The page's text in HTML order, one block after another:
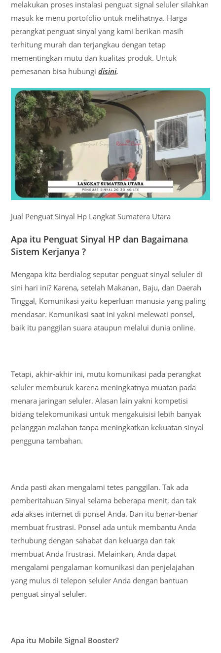
melakukan proses instalasi penguat signal seluler silahkan
masuk ke menu portofolio untuk melihatnya. Harga
perangkat penguat sinyal yang kami berikan masih
terhitung murah dan terjangkau dengan tetap
mementingkan mutu dan kualitas produk. Untuk
pemesanan bisa hubungidisini.
Jual Penguat Sinyal Hp Langkat Sumatera Utara
Apa itu Penguat Sinyal HP dan Bagaimana
Sistem Kerjanya ?
Mengapa kita berdialog seputar penguat sinyal seluler di
sini hari ini? Karena, setelah Makanan, Baju, dan Daerah
Tinggal, Komunikasi yaitu keperluan manusia yang paling
mendasar. Komunikasi saat ini yakni melewati ponsel,
baik itu panggilan suara ataupun melalui dunia online.
Tetapi, akhir-akhir ini, mutu komunikasi pada perangkat
seluler memburuk karena meningkatnya muatan pada
menara jaringan seluler. Alasan lain yakni kompetisi
bidang telekomunikasi untuk mengakuisisi lebih banyak
pelanggan malahan tanpa meningkatkan kekuatan sinyal
pengguna tambahan.
Anda pasti akan mengalami tetes panggilan. Tak ada
pemberitahuan Sinyal selama beberapa menit, dan tak
ada akses internet di ponsel Anda. Dan itu benar-benar
membuat frustrasi. Ponsel ada untuk membantu Anda
terhubung dengan sahabat dan keluarga dan tak
membuat Anda frustrasi. Melainkan, Anda dapat
mengalami pengalaman komunikasi dan penjelajahan
yang mulus di telepon seluler Anda dengan bantuan
penguat sinyal seluler.
Apa itu Mobile Signal Booster?